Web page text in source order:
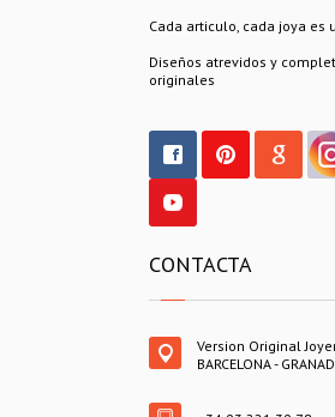
Cada articulo, cada joya es
Diseños atrevidos y
originales
CONTACTA
Version Original
BARCELONA -